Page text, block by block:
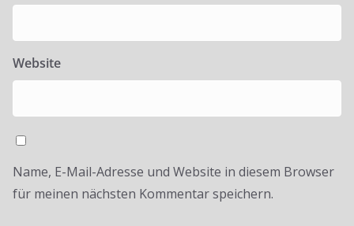
Website
Name, E-Mail-Adresse und Website in diesem Browser
für meinen nächsten Kommentar speichern.